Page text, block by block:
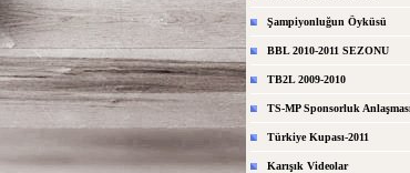
Şampiyonluğun Öyküsü
BBL 2010-2011 SEZONU
TB2L 2009-2010
TS-MP Sponsorluk
Türkiye Kupası-2011
Karışık Videolar